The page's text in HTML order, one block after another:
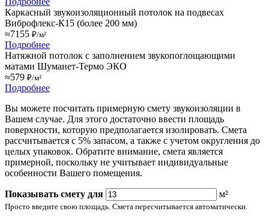
Каркасный звукоизоляционный потолок на подвесах
Виброфлекс-К15 (более 200 мм)
≈7155 ₽/м²
Подробнее
Натяжной потолок с заполнением звукопоглощающими
матами Шуманет-Термо ЭКО
≈579 ₽/м²
Подробнее
Вы можете посчитать примерную смету звукоизоляции в
Вашем случае. Для этого достаточно ввести площадь
поверхности, которую предполагается изолировать. Смета
рассчитывается с 5% запасом, а также с учетом округления до
целых упаковок. Обратите внимание, смета является
примерной, поскольку не учитывает индивидуальные
особенности Вашего помещения.
Показывать смету для м²
Просто введите свою площадь. Смета пересчитывается автоматически.